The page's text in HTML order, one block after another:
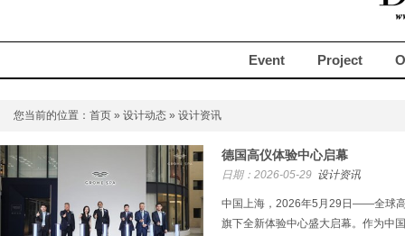
Event Project
您当前的位置： 首页 » 设计动态 » 设计资讯
德国高仪体验中心启幕
日期：2026-05-29 设计资讯
中国上海，2026年5月29日——全球
旗下全新体验中心盛大启幕。作为中